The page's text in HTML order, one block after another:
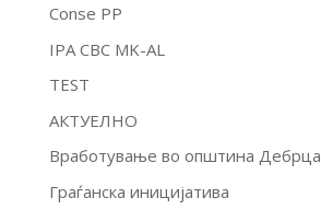
Conse PP
IPA CBC MK-AL
TEST
АКТУЕЛНО
Вработување во општина Дебрца
Граѓанска иницијатива